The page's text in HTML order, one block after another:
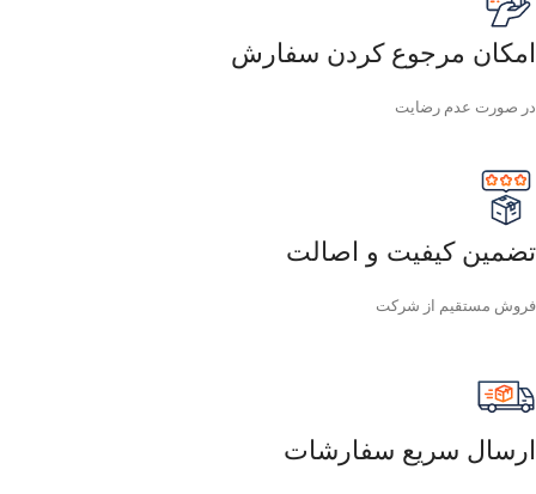
امکان مرجوع کردن سفارش
در صورت عدم رضایت
تضمین کیفیت و اصالت
فروش مستقیم از شرکت
ارسال سریع سفارشات